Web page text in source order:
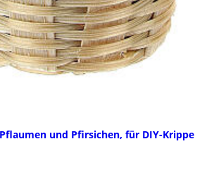
und Pfirsichen, für DIY-Krippe